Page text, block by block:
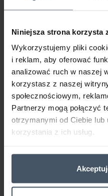
Niniejsza strona korzysta
Wykorzystujemy pliki
i reklam, aby oferować
analizować ruch w naszej
korzystasz z naszej
społecznościowym,
Partnerzy mogą połączyć
otrzymanymi od Ciebie
korzystania z ich usług.